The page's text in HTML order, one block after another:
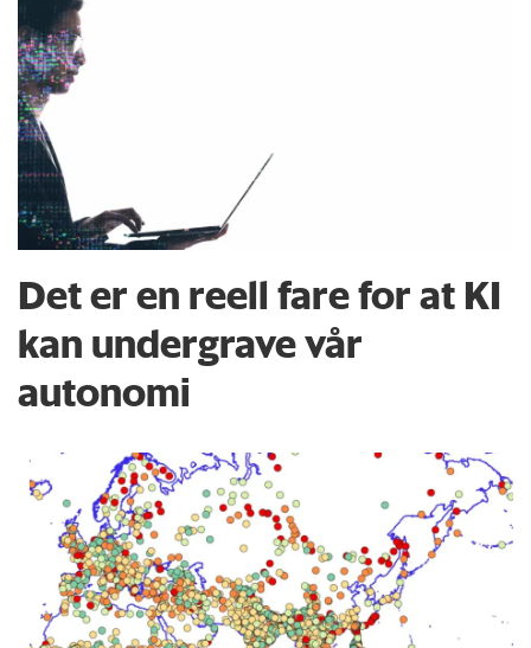
Det er en reell fare for at KI
kan undergrave vår
autonomi